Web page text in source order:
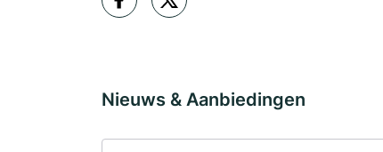
Nieuws & Aanbiedingen